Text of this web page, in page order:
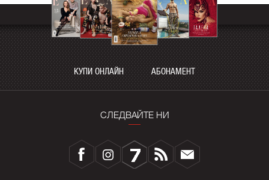
КУПИ ОНЛАЙН АБОНАМЕНТ
СЛЕДВАЙТЕ НИ